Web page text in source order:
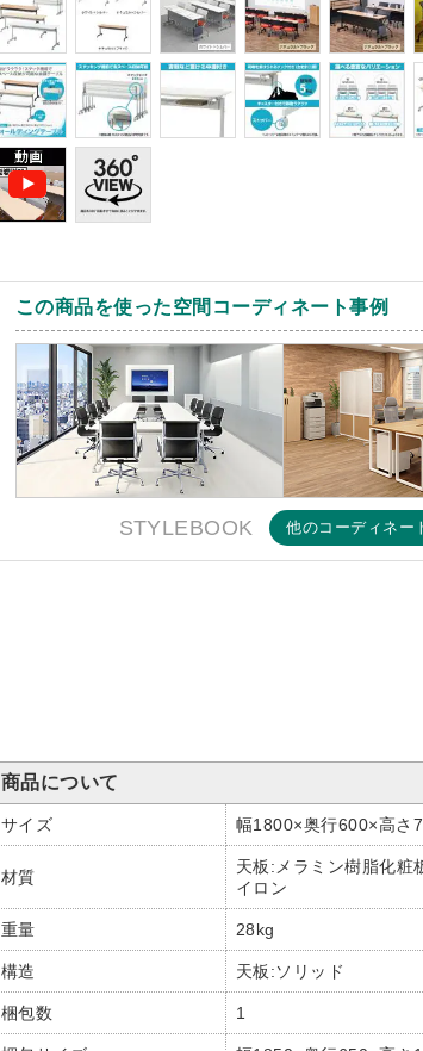
この商品を使った空間コーディネート事例
STYLEBOOK 他のコーディネ
商品について
サイズ 幅1800×奥行600×高さ
材質
天板:メラミン樹脂化粧
イロン
重量 28kg
構造 天板:ソリッド
梱包数 1